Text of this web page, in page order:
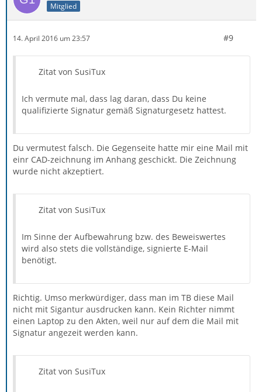
Mitglied
14. April 2016 um 23:57 #9
Zitat von SusiTux
Ich vermute mal, dass lag daran, dass Du keine
qualifizierte Signatur gemäß Signaturgesetz hattest.
Du vermutest falsch. Die Gegenseite hatte mir eine Mail mit
einr CAD-zeichnung im Anhang geschickt. Die Zeichnung
wurde nicht akzeptiert.
Zitat von SusiTux
Im Sinne der Aufbewahrung bzw. des Beweiswertes
wird also stets die vollständige, signierte E-Mail
benötigt.
Richtig. Umso merkwürdiger, dass man im TB diese Mail
nicht mit Sigantur ausdrucken kann. Kein Richter nimmt
einen Laptop zu den Akten, weil nur auf dem die Mail mit
Signatur angezeit werden kann.
Zitat von SusiTux